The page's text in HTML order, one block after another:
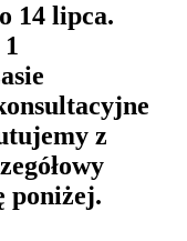
14 lipca.
z
poniżej.